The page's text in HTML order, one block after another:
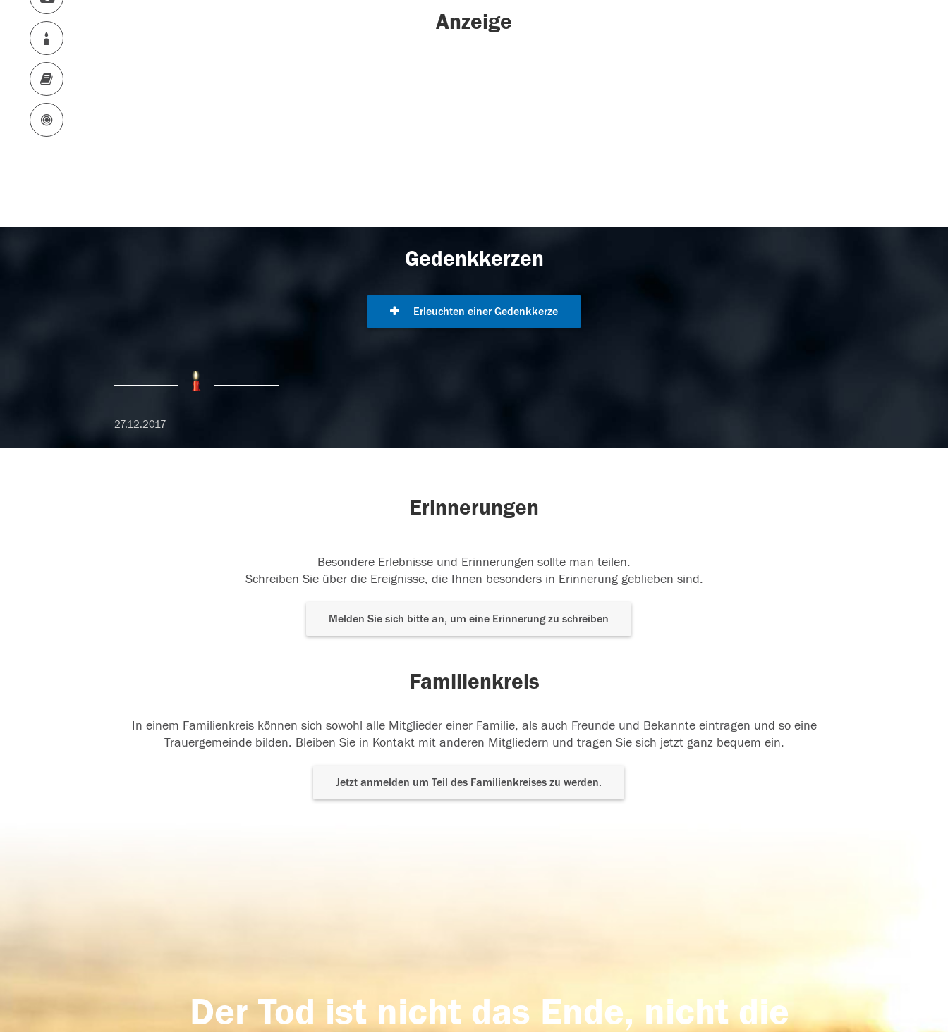
Anzeige
Gedenkkerzen
Erleuchten einer Gedenkkerze
27.12.2017
Erinnerungen
Besondere Erlebnisse und Erinnerungen sollte man teilen.
Schreiben Sie über die Ereignisse, die Ihnen besonders in Erinnerung geblieben sind.
Melden Sie sich bitte an, um eine Erinnerung zu schreiben
Familienkreis
In einem Familienkreis können sich sowohl alle Mitglieder einer Familie, als auch Freunde und Bekannte eintragen und so eine
Trauergemeinde bilden. Bleiben Sie in Kontakt mit anderen Mitgliedern und tragen Sie sich jetzt ganz bequem ein.
Jetzt anmelden um Teil des Familienkreises zu werden.
Der Tod ist nicht das Ende, nicht die